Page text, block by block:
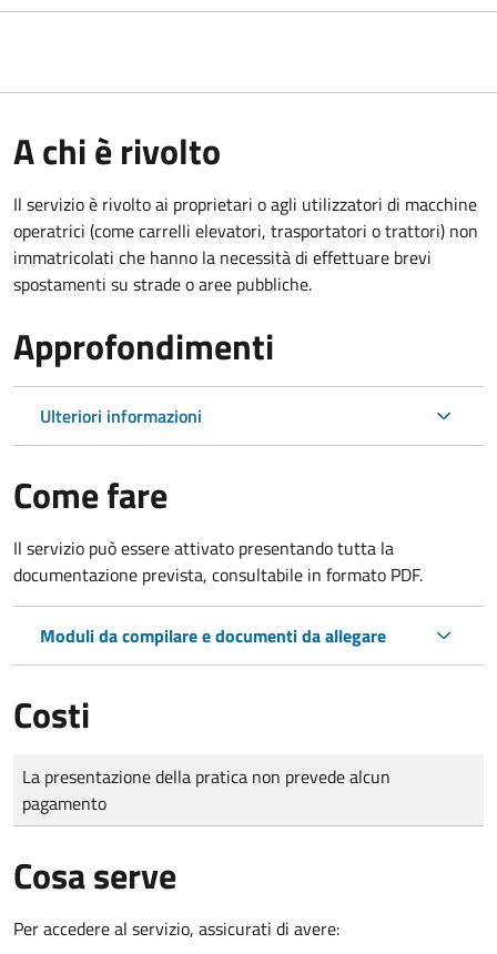
A chi è rivolto
Il servizio è rivolto ai proprietari o agli utilizzatori di macchine
operatrici (come carrelli elevatori, trasportatori o trattori) non
immatricolati che hanno la necessità di effettuare brevi
spostamenti su strade o aree pubbliche.
Approfondimenti
Ulteriori informazioni
Come fare
Il servizio può essere attivato presentando tutta la
documentazione prevista, consultabile in formato PDF.
Moduli da compilare e documenti da allegare
Costi
Tipo di pagamento
Importo
La presentazione della pratica non prevede alcun
pagamento
Cosa serve
Per accedere al servizio, assicurati di avere: